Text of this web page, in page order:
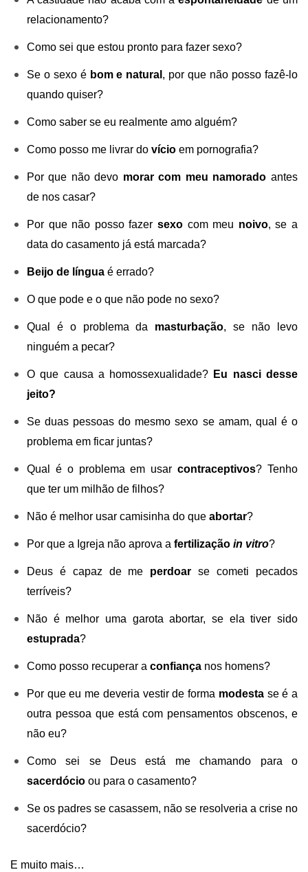
relacionamento?
Como sei que estou pronto para fazer sexo?
Se o sexo é bom e natural , por que não posso fazê-lo
quando quiser?
Como saber se eu realmente amo alguém?
Como posso me livrar do vícioem pornografia?
Por que não devo morar com meu namorado antes
de nos casar?
Por que não posso fazer sexocom meu noivo, se a
data do casamento já está marcada?
Beijo de línguaé errado?
O que pode e o que não pode no sexo?
Qual é o problema da masturbação, se não levo
ninguém a pecar?
O que causa a homossexualidade? Eu nasci desse
jeito?
Se duas pessoas do mesmo sexo se amam, qual é o
problema em ficar juntas?
Qual é o problema em usarcontraceptivos? Tenho
que ter um milhão de filhos?
Não é melhor usar camisinha do que abortar?
Por que a Igreja não aprova a fertilização in vitro?
Deus é capaz de me perdoar se cometi pecados
terríveis?
Não é melhor uma garota abortar, se ela tiver sido
estuprada?
Como posso recuperar a confiançanos homens?
Por que eu me deveria vestir de forma modestase é a
outra pessoa que está com pensamentos obscenos, e
não eu?
Como sei se Deus está me chamando para o
sacerdócioou para o casamento?
Se os padres se casassem, não se resolveria a crise no
sacerdócio?
E muito mais…